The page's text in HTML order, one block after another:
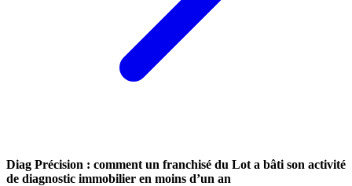
Diag Précision : comment un franchisé du Lot a bâti son activité
de diagnostic immobilier en moins d’un an